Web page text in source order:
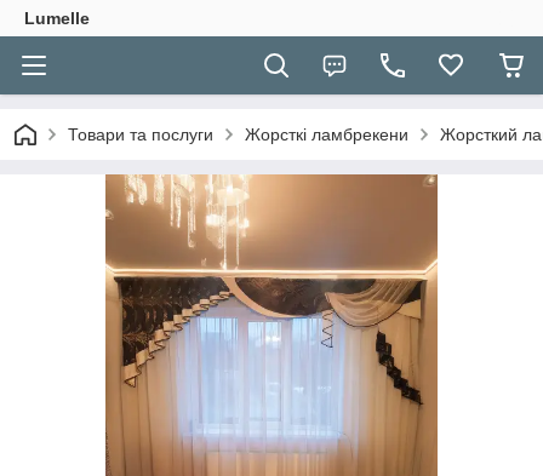
Lumelle
Товари та послуги Жорсткі ламбрекени Жорсткий